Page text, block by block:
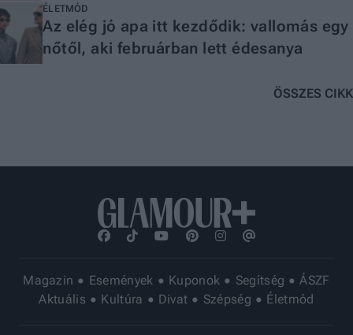
ÉLETMÓD
Az elég jó apa itt kezdődik: vallomás egy
nőtől, aki februárban lett édesanya
ÖSSZES CIKK
Magazin Események Kuponok Segítség
ÁSZF
Aktuális
Kultúra Divat Szépség Életmód